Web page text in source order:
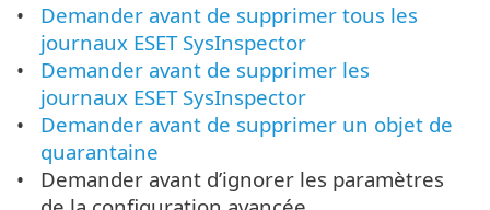
Demander avant de supprimer tous les
journaux ESET SysInspector
Demander avant de supprimer les
journaux ESET SysInspector
Demander avant de supprimer un objet de
quarantaine
Demander avant d’ignorer les paramètres